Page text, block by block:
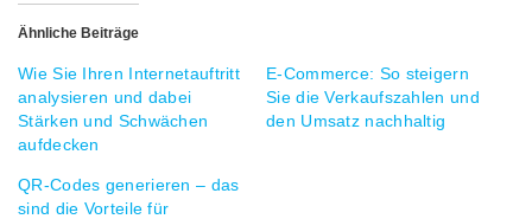
Ähnliche Beiträge
Wie Sie Ihren Internetauftritt
analysieren und dabei
Stärken und Schwächen
aufdecken
E-Commerce: So steigern
Sie die Verkaufszahlen und
den Umsatz nachhaltig
QR-Codes generieren – das
sind die Vorteile für